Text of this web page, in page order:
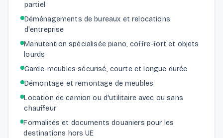
partiel
Déménagements de bureaux et relocations
d'entreprise
Manutention spécialisée piano, coffre-fort et objets
lourds
Garde-meubles sécurisé, courte et longue durée
Démontage et remontage de meubles
Location de camion ou d'utilitaire avec ou sans
chauffeur
Formalités et documents douaniers pour les
destinations hors UE